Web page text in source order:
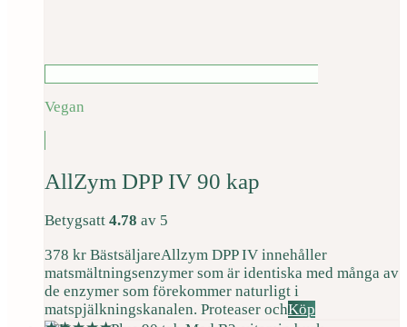
Vegan
AllZym DPP IV 90 kap
Betygsatt 4.78 av 5
378 kr BästsäljareAllzym DPP IV innehåller
matsmältningsenzymer som är identiska med många av
de enzymer som förekommer naturligt i
matspjälkningskanalen. Proteaser ochKöp